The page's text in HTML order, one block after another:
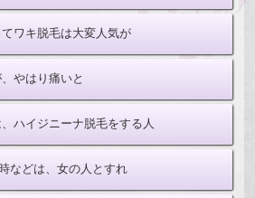
ワキ脱毛は大変人気が
やはり痛いと
ハイジニーナ脱毛をする人
などは、女の人とすれ